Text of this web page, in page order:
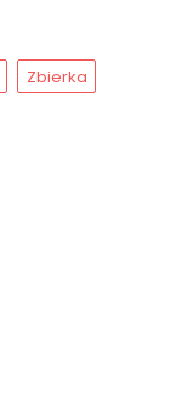
Zbierka